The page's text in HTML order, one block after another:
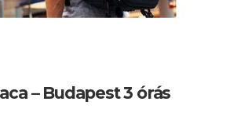
– Budapest 3 órás